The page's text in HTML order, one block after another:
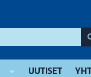
UUTISET